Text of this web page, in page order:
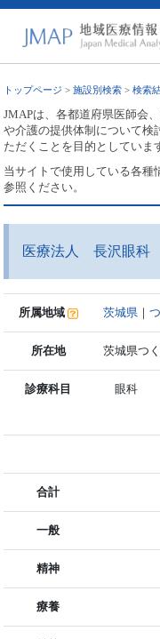
トップページ >施設別検索 >検索
JMAPは、各都道府県医師会
や介護の提供体制について検
ただくことを目的としていま
当サイトで使用している各種
参照ください。
医療法人 長沢眼科
所属地域 茨城県 ｜
所在地 茨城県つ
診療科目 眼科
合計
一般
精神
療養